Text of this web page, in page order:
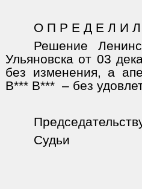
О П Р Е Д Е Л И
Решение
Ульяновска от 03
без изменения, а
В*** В*** – без
Судьи